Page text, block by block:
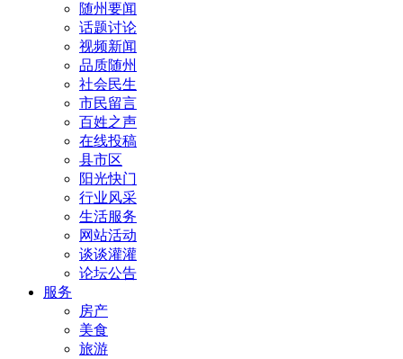
随州要闻
话题讨论
视频新闻
品质随州
社会民生
市民留言
百姓之声
在线投稿
县市区
阳光快门
行业风采
生活服务
网站活动
谈谈灌灌
论坛公告
服务
房产
美食
旅游